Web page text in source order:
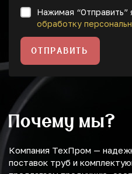
Нажимая “Отправить”
обработку
ОТПРАВИТЬ
Почему мы?
Компания ТехПром —
поставок труб и